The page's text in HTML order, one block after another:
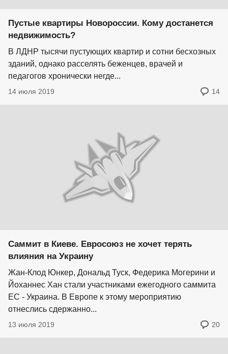
Пустые квартиры Новороссии. Кому достанется
недвижимость?
В ЛДНР тысячи пустующих квартир и сотни бесхозных
зданий, однако расселять беженцев, врачей и
педагогов хронически негде...
14 июля 2019 14
Саммит в Киеве. Евросоюз не хочет терять
влияния на Украину
Жан-Клод Юнкер, Дональд Туск, Федерика Могерини и
Йоханнес Хан стали участниками ежегодного саммита
ЕС - Украина. В Европе к этому мероприятию
отнеслись сдержанно...
13 июля 2019 20